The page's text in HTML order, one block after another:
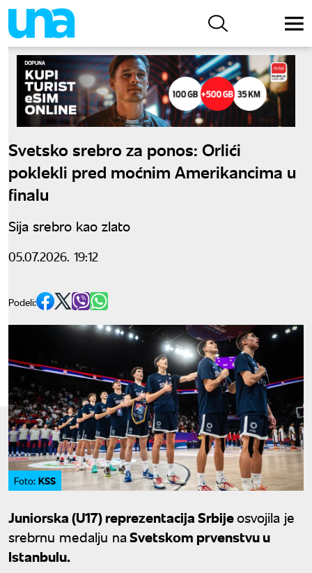
Svetsko srebro za ponos: Orlići
poklekli pred moćnim Amerikancima u
finalu
Sija srebro kao zlato
05.07.2026. 19:12
Podeli:
Foto: KSS
Juniorska (U17) reprezentacija Srbijeosvojila je
srebrnu medalju naSvetskom prvenstvu u
Istanbulu.